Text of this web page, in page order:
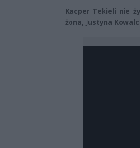
Kacper Tekieli nie
żona, Justyna